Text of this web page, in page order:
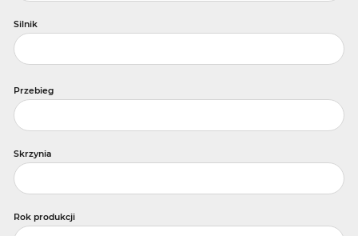
Silnik
Przebieg
Skrzynia
Rok produkcji